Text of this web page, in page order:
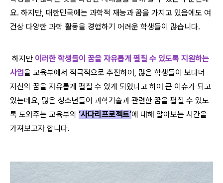
요. 하지만, 대한민국에는 과학적 재능과 꿈을 가지고 있음에도 여
건상 다양한 과학 활동을 경험하기 어려운 학생들이 많습니다.
하지만 이러한 학생들이 꿈을 자유롭게 펼칠 수 있도록 지원하는
사업을 교육부에서 적극적으로 추진하여, 많은 학생들이 보다더
자신의 꿈을 자유롭게 펼칠 수 있게 되었다고 하여 큰 이슈가 되고
있는데요, 많은 청소년들이 과학기술과 관련한 꿈을 펼칠 수 있도
록 도와주는 교육부의 ‘사다리프로젝트’에 대해 알아보는 시간을
가져보고자 합니다.